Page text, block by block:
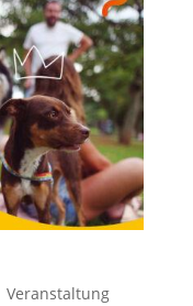
Veranstaltung